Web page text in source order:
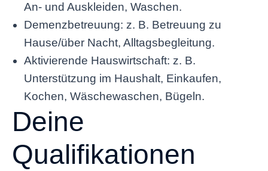
An- und Auskleiden, Waschen.
Demenzbetreuung: z. B. Betreuung zu
Hause/über Nacht, Alltagsbegleitung.
Aktivierende Hauswirtschaft: z. B.
Unterstützung im Haushalt, Einkaufen,
Kochen, Wäschewaschen, Bügeln.
Deine
Qualifikationen